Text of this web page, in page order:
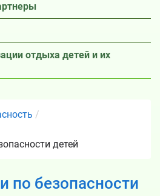
отдыха детей и их
/
детей
по безопасности